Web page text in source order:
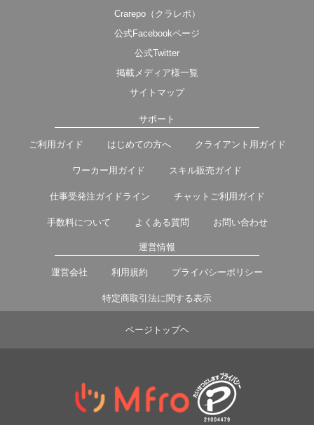
Crarepo（クラレポ）
公式Facebookページ
公式Twitter
掲載メディア様一覧
サイトマップ
サポート
ご利用ガイド はじめての方へ クライアント用ガイド
ワーカー用ガイド スキル販売ガイド
仕事受発注ガイドライン チャットご利用ガイド
手数料について よくある質問 お問い合わせ
運営情報
運営会社 利用規約 プライバシーポリシー
特定商取引法に関する表示
ページトップヘ